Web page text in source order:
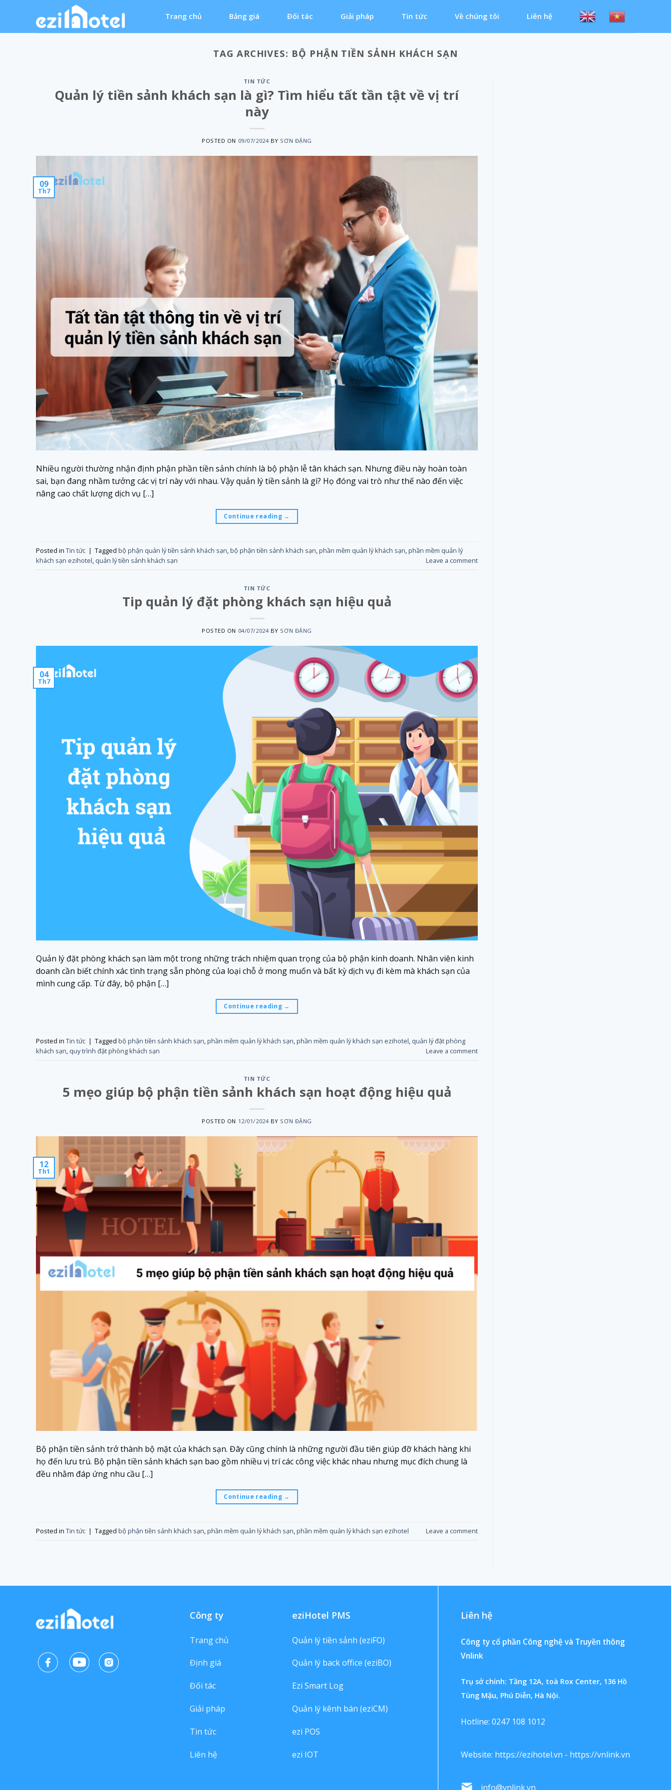
content
Trang chủ Bảng giá Đối tác Giải pháp Tin tức Về chúng tôi Liên hệ
TAG ARCHIVES: BỘ PHẬN TIỀN SẢNH KHÁCH SẠN
TIN TỨC
Quản lý tiền sảnh khách sạn là gì? Tìm hiểu tất tần tật về vị trí
này
POSTED ON 09/07/2024BY SƠN ĐẶNG
09
Th7
Nhiều người thường nhận định phận phần tiền sảnh chính là bộ phận lễ tân khách sạn. Nhưng điều này hoàn toàn
sai, bạn đang nhầm tưởng các vị trí này với nhau. Vậy quản lý tiền sảnh là gì? Họ đóng vai trò như thế nào đến việc
nâng cao chất lượng dịch vụ […]
Continue reading →
Posted in Tin tức | Tagged bộ phận quản lý tiền sảnh khách sạn,bộ phận tiền sảnh khách sạn,phần mềm quản lý khách sạn,phần mềm quản lý
khách sạn ezihotel, quản lý tiền sảnh khách sạn Leave a comment
TIN TỨC
Tip quản lý đặt phòng khách sạn hiệu quả
POSTED ON 04/07/2024BY SƠN ĐẶNG
04
Th7
Quản lý đặt phòng khách sạn làm một trong những trách nhiệm quan trọng của bộ phận kinh doanh. Nhân viên kinh
doanh cần biết chính xác tình trạng sẵn phòng của loại chỗ ở mong muốn và bất kỳ dịch vụ đi kèm mà khách sạn của
mình cung cấp. Từ đây, bộ phận […]
Continue reading →
Posted in Tin tức | Tagged bộ phận tiền sảnh khách sạn,phần mềm quản lý khách sạn,phần mềm quản lý khách sạn ezihotel, quản lý đặt phòng
khách sạn, quy trình đặt phòng khách sạn Leave a comment
TIN TỨC
5 mẹo giúp bộ phận tiền sảnh khách sạn hoạt động hiệu quả
POSTED ON 12/01/2024BY SƠN ĐẶNG
12
Th1
Bộ phận tiền sảnh trở thành bộ mặt của khách sạn. Đây cũng chính là những người đầu tiên giúp đỡ khách hàng khi
họ đến lưu trú. Bộ phận tiền sảnh khách sạn bao gồm nhiều vị trí các công việc khác nhau nhưng mục đích chung là
đều nhằm đáp ứng nhu cầu […]
Continue reading →
Posted in Tin tức | Tagged bộ phận tiền sảnh khách sạn,phần mềm quản lý khách sạn,phần mềm quản lý khách sạn ezihotel Leave a comment
Công ty
Trang chủ
Định giá
Đối tác
Giải pháp
Tin tức
Liên hệ
eziHotel PMS
Quản lý tiền sảnh (eziFO)
Quản lý back office (eziBO)
Ezi Smart Log
Quản lý kênh bán (eziCM)
ezi POS
ezi IOT
Liên hệ
Công ty cổ phần Công nghệ và Truyền thông
Vnlink
Trụ sở chính: Tầng 12A, toà Rox Center, 136 Hồ
Tùng Mậu, Phú Diễn, Hà Nội.
Hotline: 0247 108 1012
Website: https://ezihotel.vn - https://vnlink.vn
info@vnlink.vn